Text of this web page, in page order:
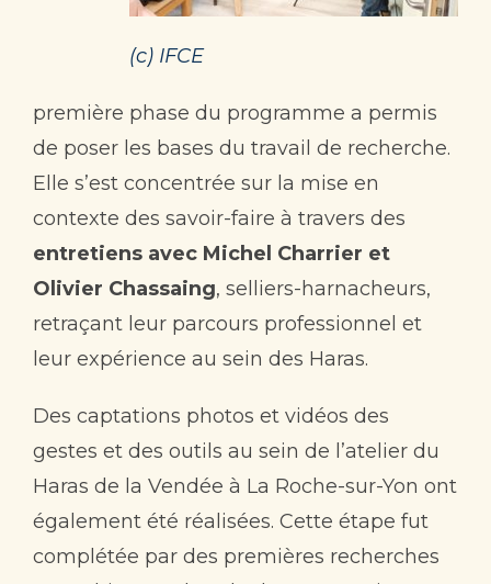
(c) IFCE
première phase du programme a permis
de poser les bases du travail de recherche.
Elle s’est concentrée sur la mise en
contexte des savoir-faire à travers des
entretiens avec Michel Charrier et
Olivier Chassaing, selliers-harnacheurs,
retraçant leur parcours professionnel et
leur expérience au sein des Haras.
Des captations photos et vidéos des
gestes et des outils au sein de l’atelier du
Haras de la Vendée à La Roche-sur-Yon ont
également été réalisées. Cette étape fut
complétée par des premières recherches